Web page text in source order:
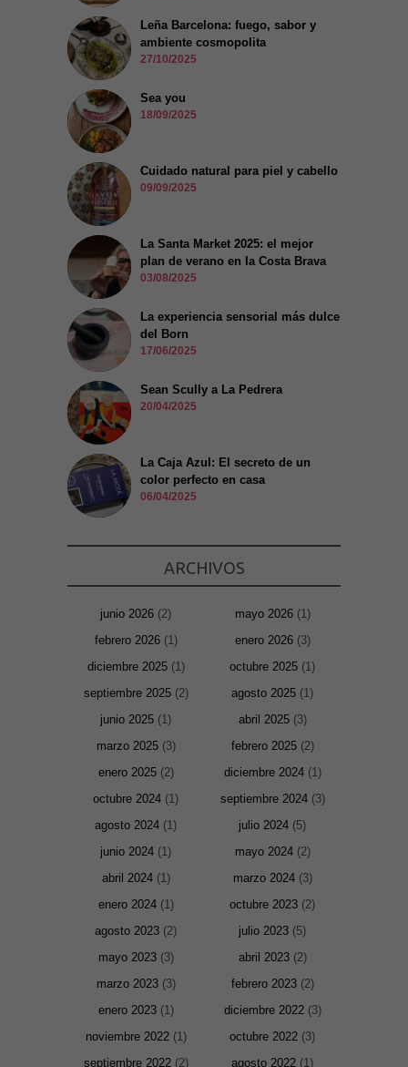
Leña Barcelona: fuego, sabor y
ambiente cosmopolita
27/10/2025
Sea you
18/09/2025
Cuidado natural para piel y cabello
09/09/2025
La Santa Market 2025: el mejor
plan de verano en la Costa Brava
03/08/2025
La experiencia sensorial más dulce
del Born
17/06/2025
Sean Scully a La Pedrera
20/04/2025
La Caja Azul: El secreto de un
color perfecto en casa
06/04/2025
ARCHIVOS
junio 2026 (2) mayo 2026(1)
febrero 2026(1) enero 2026(3)
diciembre 2025(1) octubre 2025 (1)
septiembre 2025(2) agosto 2025 (1)
junio 2025 (1) abril 2025(3)
marzo 2025(3) febrero 2025(2)
enero 2025(2) diciembre 2024(1)
octubre 2024 (1) septiembre 2024(3)
agosto 2024 (1) julio 2024 (5)
junio 2024 (1) mayo 2024(2)
abril 2024(1) marzo 2024(3)
enero 2024(1) octubre 2023 (2)
agosto 2023 (2) julio 2023 (5)
mayo 2023(3) abril 2023(2)
marzo 2023(3) febrero 2023(2)
enero 2023(1) diciembre 2022(3)
noviembre 2022(1) octubre 2022 (3)
septiembre 2022(2) agosto 2022 (1)